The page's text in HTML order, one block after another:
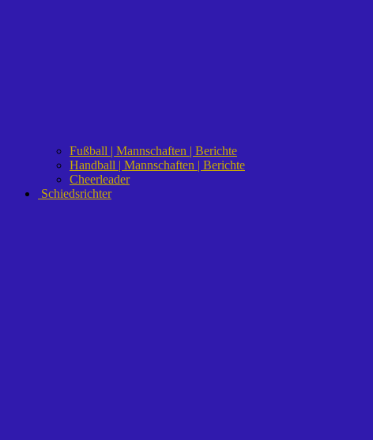
Fußball | Mannschaften | Berichte
Handball | Mannschaften | Berichte
Cheerleader
Schiedsrichter